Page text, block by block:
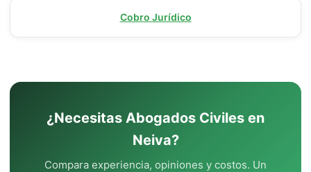
Cobro Jurídico
¿Necesitas Abogados Civiles en
Neiva?
Compara experiencia, opiniones y costos. Un